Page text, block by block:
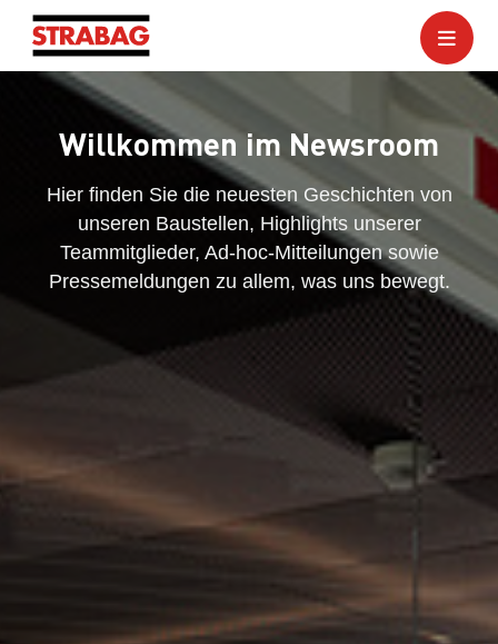
Willkommen im Newsroom
Hier finden Sie die neuesten Geschichten von
unseren Baustellen, Highlights unserer
Teammitglieder, Ad-hoc-Mitteilungen sowie
Pressemeldungen zu allem, was uns bewegt.